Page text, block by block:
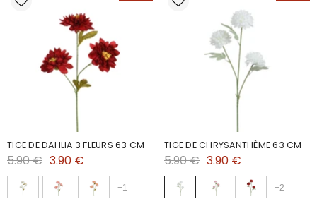
TIGE DE DAHLIA 3 FLEURS 63 CM
5.90 € 3.90 €
+1
TIGE DE CHRYSANTHÈME 63 CM
5.90 € 3.90 €
+2